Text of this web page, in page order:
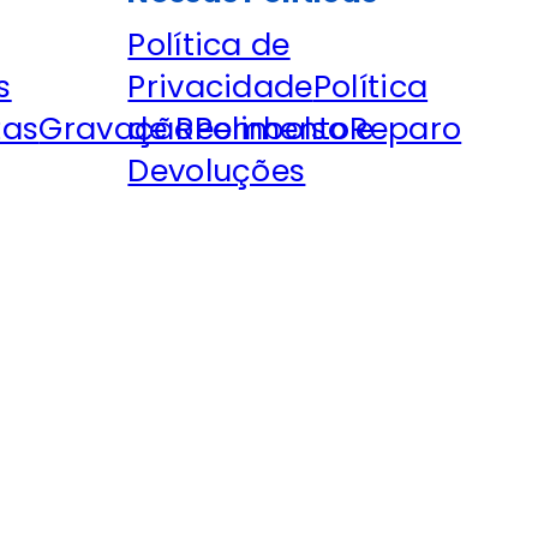
GravaçãoPolimentoReparo
Política de
PrivacidadePolítica
de Reembolso e
Devoluções